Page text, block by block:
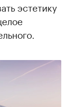
эстетику